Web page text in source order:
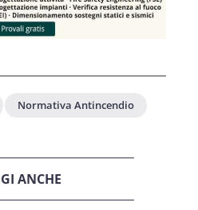
Normativa Antincendio
ANCHE